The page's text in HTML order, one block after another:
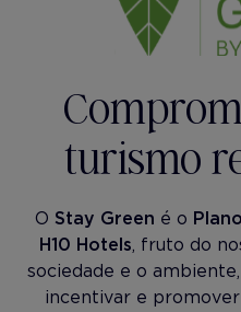
turismo
O Stay Green é o
H10 Hotels, fruto do
sociedade e o
incentivar e